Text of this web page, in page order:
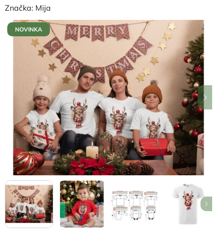
hodnotenie
produktu
je
hviezdičiek.
Značka: Mija
NOVINKA